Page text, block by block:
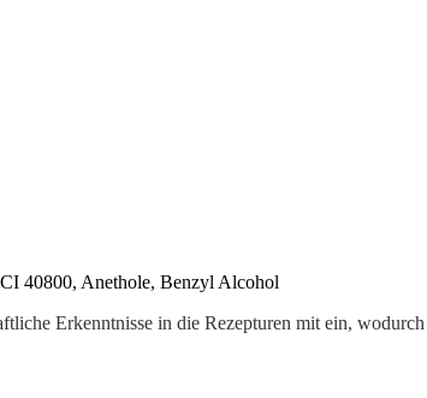
40800, Anethole, Benzyl Alcohol
Erkenntnisse in die Rezepturen mit ein,